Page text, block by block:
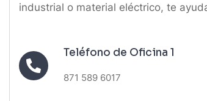
industrial o material eléctrico, te
Teléfono de Oficina 1
871 589 6017